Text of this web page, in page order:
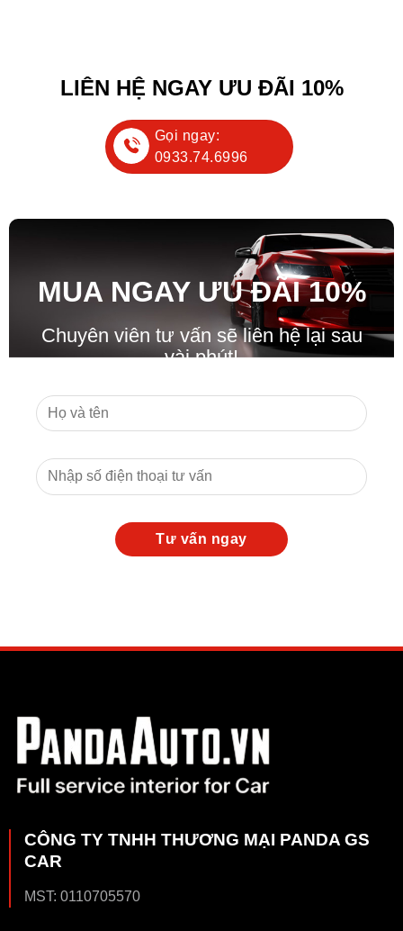
LIÊN HỆ NGAY ƯU ĐÃI 10%
Gọi ngay:
0933.74.6996
MUA NGAY ƯU ĐÃI10%
Chuyên viên tư vấn sẽ liên hệ lại sau
vài phút!
CÔNG TY TNHH THƯƠNG MẠI PANDA GS
CAR
MST: 0110705570